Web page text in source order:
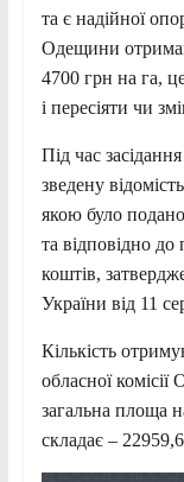
та є надійної
Одещини
4700 грн на га,
і пересіяти чи
Під час
зведену
якою було
та відповідно
коштів,
України від 11
Кількість
обласної комісії
загальна площа
складає –